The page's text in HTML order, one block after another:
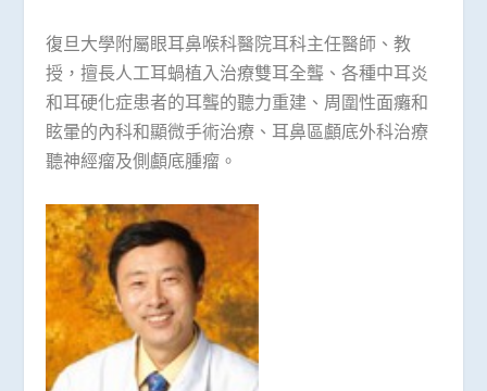
復旦大學附屬眼耳鼻喉科醫院耳科主任醫師、教
授，擅長人工耳蝸植入治療雙耳全聾、各種中耳炎
和耳硬化症患者的耳聾的聽力重建、周圍性面癱和
眩暈的內科和顯微手術治療、耳鼻區顱底外科治療
聽神經瘤及側顱底腫瘤。